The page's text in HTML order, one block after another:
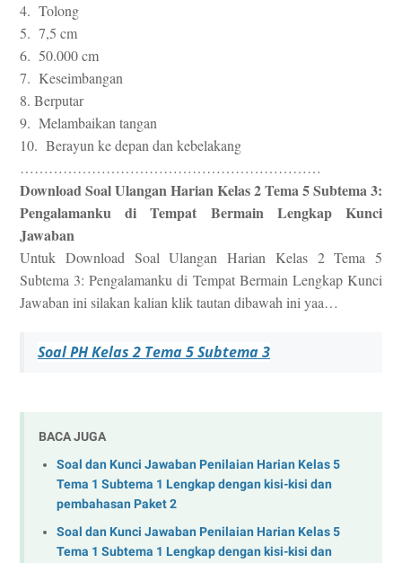
4. Tolong
5. 7,5 cm
6. 50.000 cm
7. Keseimbangan
8. Berputar
9. Melambaikan tangan
10. Berayun ke depan dan kebelakang
………………………………………………………
Download Soal Ulangan Harian Kelas 2 Tema 5 Subtema 3:
Pengalamanku di Tempat Bermain Lengkap Kunci
Jawaban
Untuk Download Soal Ulangan Harian Kelas 2 Tema 5
Subtema 3: Pengalamanku di Tempat Bermain Lengkap Kunci
Jawaban ini silakan kalian klik tautan dibawah ini yaa…
Soal PH Kelas 2 Tema 5 Subtema 3
BACA JUGA
Soal dan Kunci Jawaban Penilaian Harian Kelas 5
Tema 1 Subtema 1 Lengkap dengan kisi-kisi dan
pembahasan Paket 2
Soal dan Kunci Jawaban Penilaian Harian Kelas 5
Tema 1 Subtema 1 Lengkap dengan kisi-kisi dan